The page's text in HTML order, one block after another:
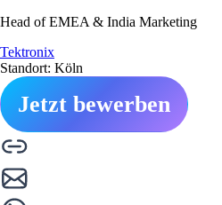
Head of EMEA & India Marketing
Tektronix
Standort: Köln
Jetzt bewerben